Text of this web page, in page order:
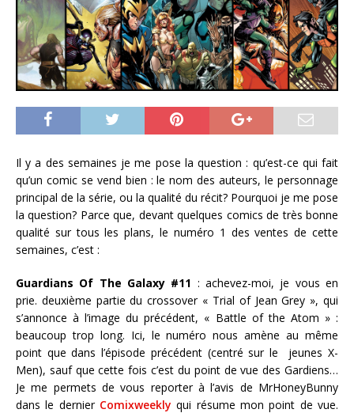
Il y a des semaines je me pose la question : qu’est-ce qui fait
qu’un comic se vend bien : le nom des auteurs, le personnage
principal de la série, ou la qualité du récit? Pourquoi je me pose
la question? Parce que, devant quelques comics de très bonne
qualité sur tous les plans, le numéro 1 des ventes de cette
semaines, c’est :
Guardians Of The Galaxy #11 : achevez-moi, je vous en
prie. deuxième partie du crossover « Trial of Jean Grey », qui
s’annonce à l’image du précédent, « Battle of the Atom » :
beaucoup trop long. Ici, le numéro nous amène au même
point que dans l’épisode précédent (centré sur le jeunes X-
Men), sauf que cette fois c’est du point de vue des Gardiens…
Je me permets de vous reporter à l’avis de MrHoneyBunny
dans le dernier Comixweekly qui résume mon point de vue.